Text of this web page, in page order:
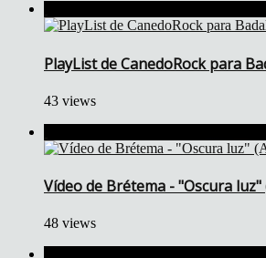
PlayList de CanedoRock para
43 views
Vídeo de Brétema - "Oscura
48 views